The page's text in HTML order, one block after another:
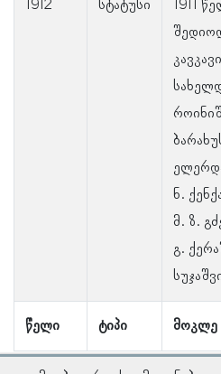
წელი ტიპი მოკლე
1912 სტატუსი
1911
ნ.
მ. ზ.
გ.